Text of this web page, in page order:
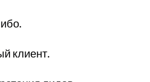
клиент.